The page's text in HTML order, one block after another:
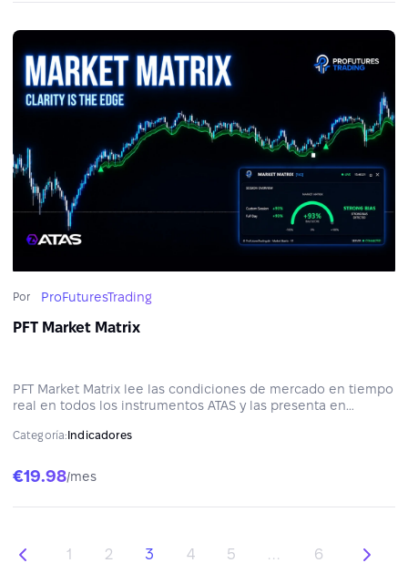
Por ProFuturesTrading
PFT Market Matrix
PFT Market Matrix lee las condiciones de mercado en tiempo
real en todos los instrumentos ATAS y las presenta en
centrarse en la ubicación, el timing, el setup y la gestión del
Categoría:Indicadores
€19.98/mes
1 2 3 4 5 ... 6